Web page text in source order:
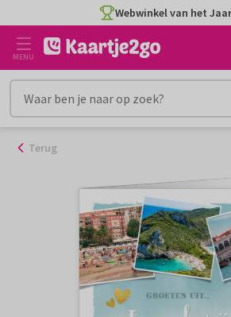
naar
inhoud
Webwinkel van het
MENU
Terug